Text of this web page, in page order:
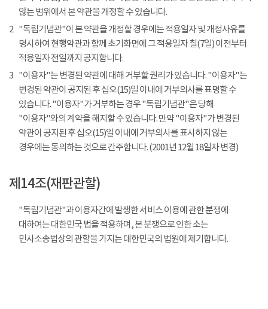
않는 범위에서 본 약관을 개정할 수 있습니다.
2 "독립기념관"이 본 약관을 개정할 경우에는 적용일자 및 개정사유를
명시하여 현행약관과 함께 초기화면에 그 적용일자 칠(7일) 이전부터
적용일자 전일까지 공지합니다.
3 "이용자"는 변경된 약관에 대해 거부할 권리가 있습니다. "이용자"는
변경된 약관이 공지된 후 십오(15)일 이내에 거부의사를 표명할 수
있습니다. "이용자"가 거부하는 경우 "독립기념관"은 당해
"이용자"와의 계약을 해지할 수 있습니다. 만약 "이용자"가 변경된
약관이 공지된 후 십오(15)일 이내에 거부의사를 표시하지 않는
경우에는 동의하는 것으로 간주합니다. (2001년 12월 18일자 변경)
제14조(재판관할)
"독립기념관"과 이용자간에 발생한 서비스 이용에 관한 분쟁에
대하여는 대한민국 법을 적용하며, 본 분쟁으로 인한 소는
민사소송법상의 관할을 가지는 대한민국의 법원에 제기합니다.